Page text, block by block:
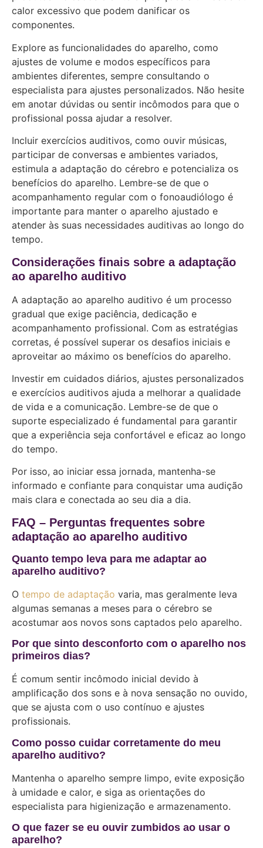
calor excessivo que podem danificar os
componentes.
Explore as funcionalidades do aparelho, como
ajustes de volume e modos específicos para
ambientes diferentes, sempre consultando o
especialista para ajustes personalizados. Não hesite
em anotar dúvidas ou sentir incômodos para que o
profissional possa ajudar a resolver.
Incluir exercícios auditivos, como ouvir músicas,
participar de conversas e ambientes variados,
estimula a adaptação do cérebro e potencializa os
benefícios do aparelho. Lembre-se de que o
acompanhamento regular com o fonoaudiólogo é
importante para manter o aparelho ajustado e
atender às suas necessidades auditivas ao longo do
tempo.
Considerações finais sobre a adaptação
ao aparelho auditivo
A adaptação ao aparelho auditivo é um processo
gradual que exige paciência, dedicação e
acompanhamento profissional. Com as estratégias
corretas, é possível superar os desafios iniciais e
aproveitar ao máximo os benefícios do aparelho.
Investir em cuidados diários, ajustes personalizados
e exercícios auditivos ajuda a melhorar a qualidade
de vida e a comunicação. Lembre-se de que o
suporte especializado é fundamental para garantir
que a experiência seja confortável e eficaz ao longo
do tempo.
Por isso, ao iniciar essa jornada, mantenha-se
informado e confiante para conquistar uma audição
mais clara e conectada ao seu dia a dia.
FAQ – Perguntas frequentes sobre
adaptação ao aparelho auditivo
Quanto tempo leva para me adaptar ao
aparelho auditivo?
O tempo de adaptação varia, mas geralmente leva
algumas semanas a meses para o cérebro se
acostumar aos novos sons captados pelo aparelho.
Por que sinto desconforto com o aparelho nos
primeiros dias?
É comum sentir incômodo inicial devido à
amplificação dos sons e à nova sensação no ouvido,
que se ajusta com o uso contínuo e ajustes
profissionais.
Como posso cuidar corretamente do meu
aparelho auditivo?
Mantenha o aparelho sempre limpo, evite exposição
à umidade e calor, e siga as orientações do
especialista para higienização e armazenamento.
O que fazer se eu ouvir zumbidos ao usar o
aparelho?